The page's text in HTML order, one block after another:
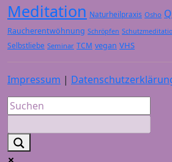
Meditation Naturheilpraxis Osho
Raucherentwöhnung Schröpfen
Selbstliebe Seminar TCM vegan VHS
Impressum |